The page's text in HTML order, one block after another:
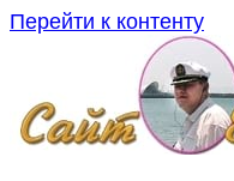
Перейти к контенту